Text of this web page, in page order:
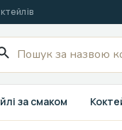
за смаком